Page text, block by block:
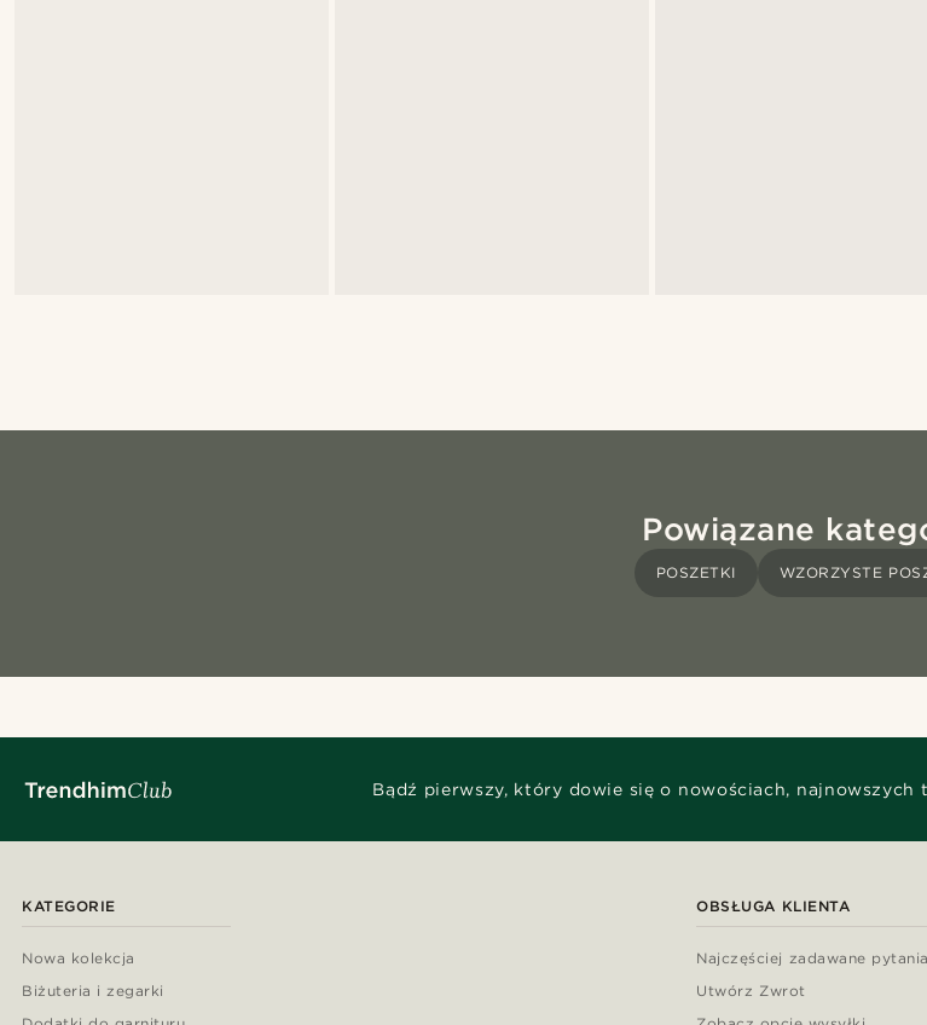
Powiązane
POSZETKI WZORZYSTE
Bądź pierwszy, który dowie się o nowościach,
KATEGORIE
Nowa kolekcja
Biżuteria i zegarki
OBSŁUGA KLIENTA
Najczęściej zadawane pytania
Utwórz Zwrot